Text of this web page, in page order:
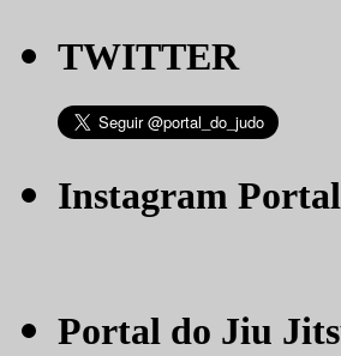
TWITTER
Instagram
Portal do Jiu